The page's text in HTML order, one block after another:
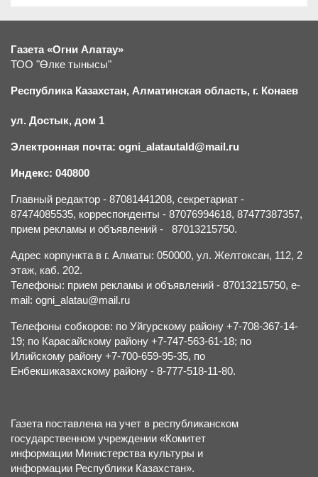
Газета «Огни Алатау»
ТОО "Өлке тынысы"
Республика Казахстан, Алматинская область, г. Конаев
ул. Достык, дом 1
Электронная почта: ogni_alatautald@mail.ru
Индекс: 040800
Главный редактор - 87081441208, секретариат -
87474085535, корреспонденты - 87076994618, 87477387357,
прием рекламы и объявлений - 87013215750.
Адрес корпункта в г. Алматы: 050000, ул. Желтоксан, 112, 2
этаж, каб. 202.
Телефоны: прием рекламы и объявлений - 87013215750, e-
mail: ogni_alatau@mail.ru
Телефоны собкоров: по Уйгурскому району +7-708-367-14-
19; по Карасайскому району +7-747-563-61-18; по
Илийскому району +7-700-659-95-35, по
Енбекшиказахскому району - 8-777-518-11-80.
Газета поставлена на учет в республиканском
государственном учреждении «Комитет
информации Министерства культуры и
информации Республики Казахстан».